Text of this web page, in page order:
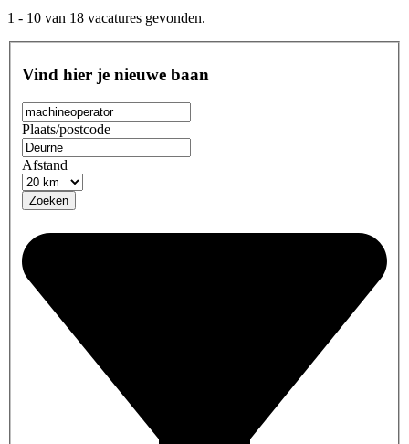
1 - 10 van 18 vacatures gevonden.
Vind hier je nieuwe baan
Plaats/postcode
Afstand
Zoeken